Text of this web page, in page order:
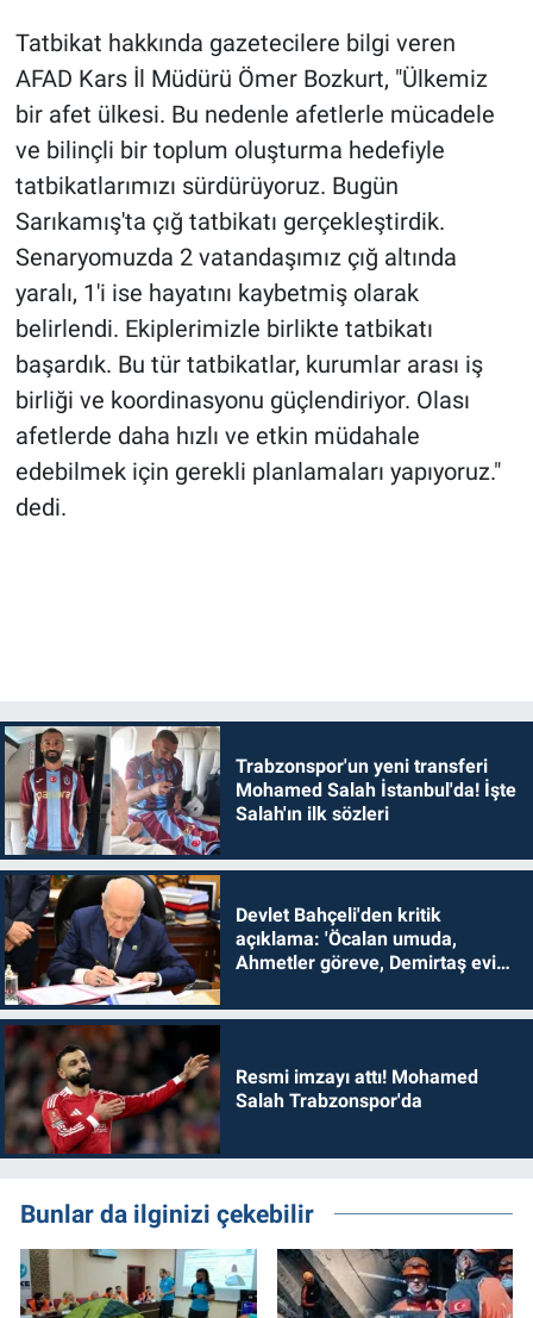
Tatbikat hakkında gazetecilere bilgi veren
AFAD Kars İl Müdürü Ömer Bozkurt, "Ülkemiz
bir afet ülkesi. Bu nedenle afetlerle mücadele
ve bilinçli bir toplum oluşturma hedefiyle
tatbikatlarımızı sürdürüyoruz. Bugün
Sarıkamış'ta çığ tatbikatı gerçekleştirdik.
Senaryomuzda 2 vatandaşımız çığ altında
yaralı, 1'i ise hayatını kaybetmiş olarak
belirlendi. Ekiplerimizle birlikte tatbikatı
başardık. Bu tür tatbikatlar, kurumlar arası iş
birliği ve koordinasyonu güçlendiriyor. Olası
afetlerde daha hızlı ve etkin müdahale
edebilmek için gerekli planlamaları yapıyoruz."
dedi.
Trabzonspor'un yeni transferi
Mohamed Salah İstanbul'da! İşte
Salah'ın ilk sözleri
Devlet Bahçeli'den kritik
açıklama: 'Öcalan umuda,
Ahmetler göreve, Demirtaş evine
Resmi imzayı attı! Mohamed
Salah Trabzonspor'da
Bunlar da ilginizi çekebilir